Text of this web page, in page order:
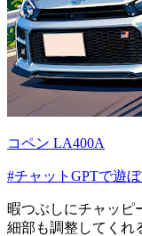
コペン LA400A
#チャットGPTで遊ぼ
暇つぶしにチャッピ
細部も調整してくれ